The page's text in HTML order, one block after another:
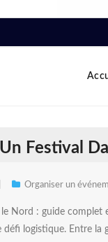
Festival
Organiser un
Nord : guide
défi logistique. Entre